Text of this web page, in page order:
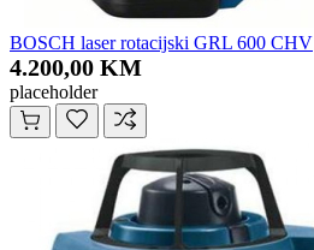
BOSCH laser rotacijski GRL 600 CHV
4.200,00 KM
placeholder